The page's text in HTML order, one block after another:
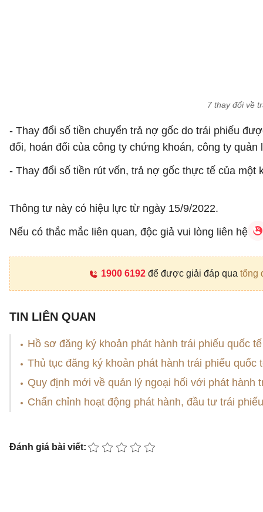
7 thay đổi về
- Thay đổi số tiền chuyển trả nợ gốc do trái phiếu
đổi, hoán đổi của công ty chứng khoán, công ty
- Thay đổi số tiền rút vốn, trả nợ gốc thực tế của
Thông tư này có hiệu lực từ ngày 15/9/2022.
Nếu có thắc mắc liên quan, độc giả vui lòng liên hệ
1900 6192để được giải đáp qua tổng
TIN LIÊN QUAN
Hồ sơ đăng ký khoản phát hành trái phiếu quốc
Thủ tục đăng ký khoản phát hành trái phiếu quốc
Quy định mới về quản lý ngoại hối với phát hành
Chấn chỉnh hoạt động phát hành, đầu tư trái
Đánh giá bài viết: